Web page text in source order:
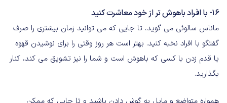
16- با افراد باهوش تر از خود معاشرت کنید
ماناس سالوئی می گوید، تا جایی که می توانید زمان بیشتری را صرف
گفتگو با افراد نخبه کنید. بهتر است هر روز وقتی را برای نوشیدن قهوه
یا قدم زدن با کسی که باهوش است و شما را نیز تشویق می کند، کنار
بگذارید.